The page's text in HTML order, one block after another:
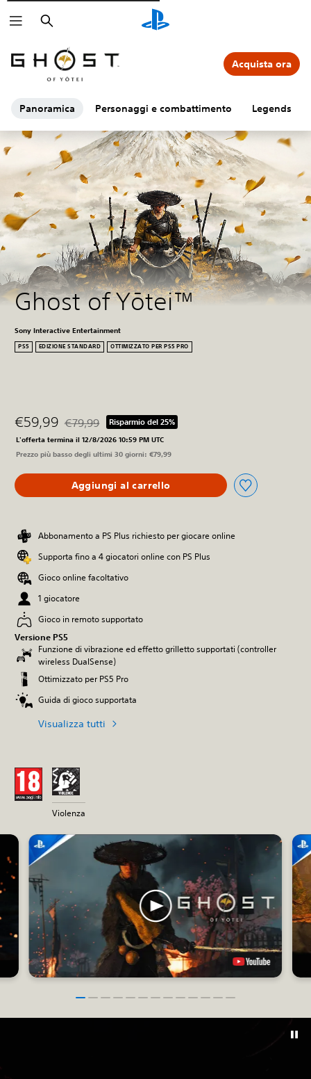
Cerca
Panoramica Personaggi e combattimento Legends
Acquista ora
Ghost of Yōtei™
Sony Interactive Entertainment
PS5 EDIZIONE STANDARD OTTIMIZZATO PER PS5 PRO
€59,99 Scontato dal prezzo originale di €79,99
€79,99 Risparmio del 25%
L'offerta termina il 12/8/2026 10:59 PM UTC
Prezzo più basso degli ultimi 30 giorni: €79,99
Aggiungi al carrello
Abbonamento a PS Plus richiesto per giocare online
Supporta fino a 4 giocatori online con PS Plus
Gioco online facoltativo
1 giocatore
Gioco in remoto supportato
Versione PS5
Funzione di vibrazione ed effetto grilletto supportati (controller
wireless DualSense)
Ottimizzato per PS5 Pro
Guida di gioco supportata
Visualizza tutti
Violenza